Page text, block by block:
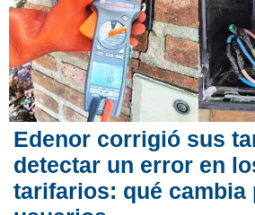
Edenor corrigió sus
detectar un error en
tarifarios: qué cambia